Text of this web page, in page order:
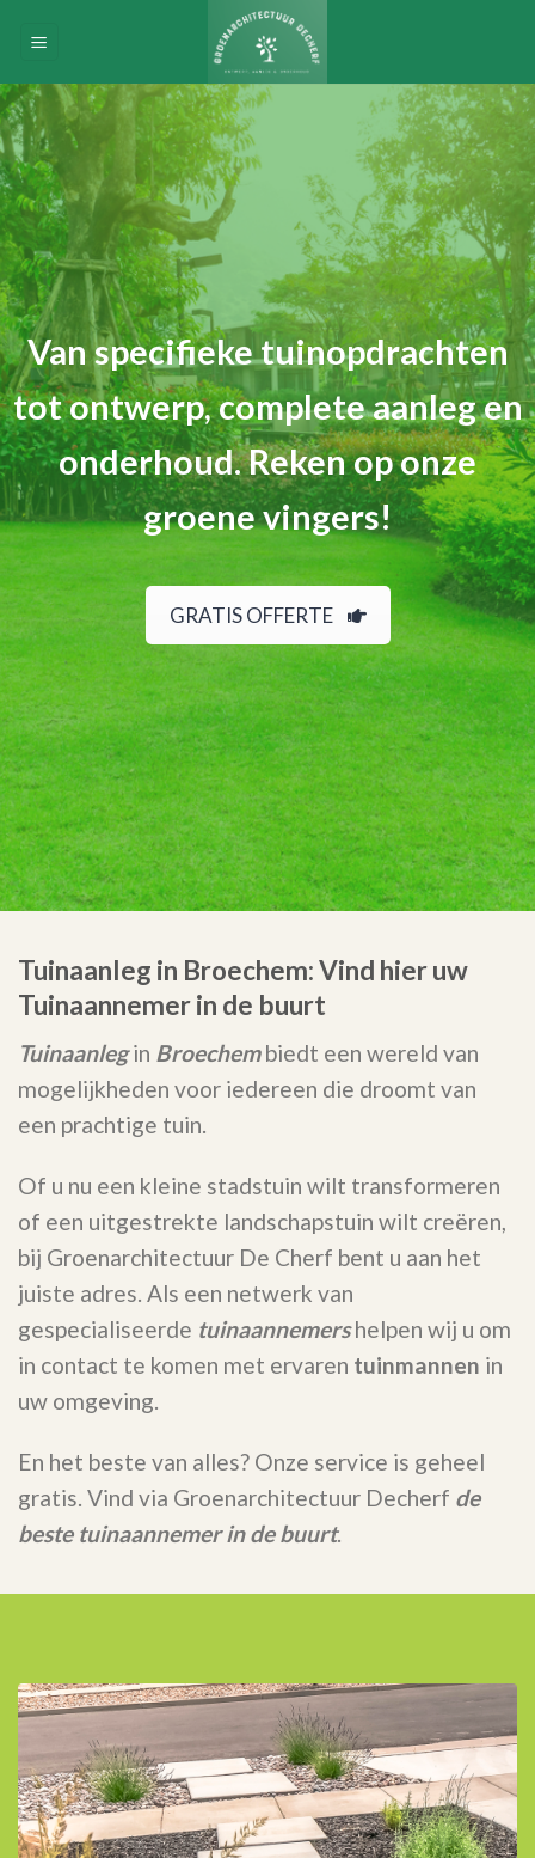
Van specifieke tuinopdrachten
tot ontwerp, complete aanleg en
onderhoud. Reken op onze
groene vingers!
GRATIS OFFERTE
Tuinaanleg in Broechem: Vind hier uw
Tuinaannemer in de buurt
Tuinaanlegin Broechembiedt een wereld van
mogelijkheden voor iedereen die droomt van
een prachtige tuin.
Of u nu een kleine stadstuin wilt transformeren
of een uitgestrekte landschapstuin wilt creëren,
bij Groenarchitectuur De Cherf bent u aan het
juiste adres. Als een netwerk van
gespecialiseerde tuinaannemershelpen wij u om
in contact te komen met ervaren tuinmannen in
uw omgeving.
En het beste van alles? Onze service is geheel
gratis. Vind via Groenarchitectuur Decherf de
beste tuinaannemer in de buurt.